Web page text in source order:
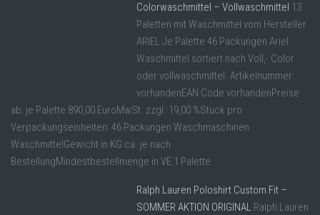
Colorwaschmittel – Vollwaschmittel 13
Paletten mit Waschmittel vom Hersteller
ARIEL Je Palette 46 Packungen Ariel
Waschmittel sortiert nach Voll,- Color
oder vollwaschmittel. Artikelnummer:
vorhandenEAN Code vorhandenPreise
ab: je Palette 890,00 EuroMwSt. zzgl. 19,00 %Stück pro
Verpackungseinheiten: 46 Packungen Waschmaschinen
WaschmittelGewicht in KG ca. je nach
BestellungMindestbestellmenge in VE 1 Palette
Ralph Lauren Poloshirt Custom Fit –
SOMMER AKTION ORIGINAL Ralph Lauren